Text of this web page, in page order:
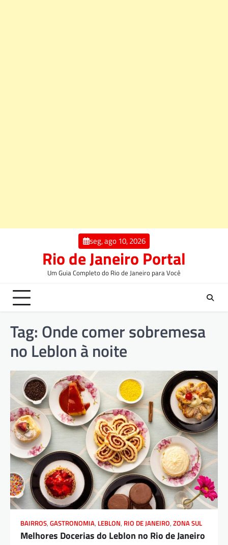
seg, ago 10, 2026
Rio de Janeiro Portal
Um Guia Completo do Rio de Janeiro para Você
Tag: Onde comer sobremesa
no Leblon à noite
BAIRROS, GASTRONOMIA, LEBLON, RIO DE JANEIRO, ZONA SUL
Melhores Docerias do Leblon no Rio de Janeiro